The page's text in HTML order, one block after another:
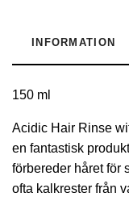
INFORMATION
150 ml
Acidic Hair Rinse
en fantastisk
förbereder håret för
ofta kalkrester från